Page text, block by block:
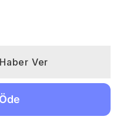
Ver